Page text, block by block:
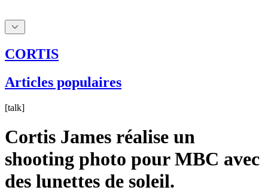
CORTIS
Articles populaires
[talk]
Cortis James réalise un
shooting photo pour MBC avec
des lunettes de soleil.